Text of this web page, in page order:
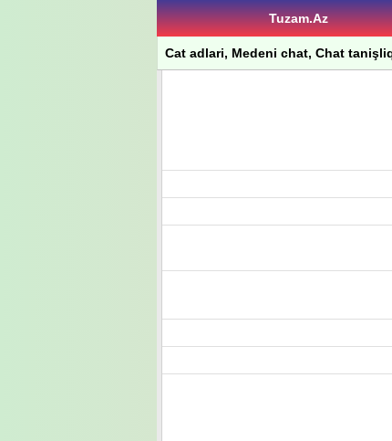
Tuzam.Az
Cat adlari, Medeni chat, Chat